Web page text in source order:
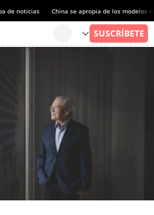
de noticias China se apropia de los modelos